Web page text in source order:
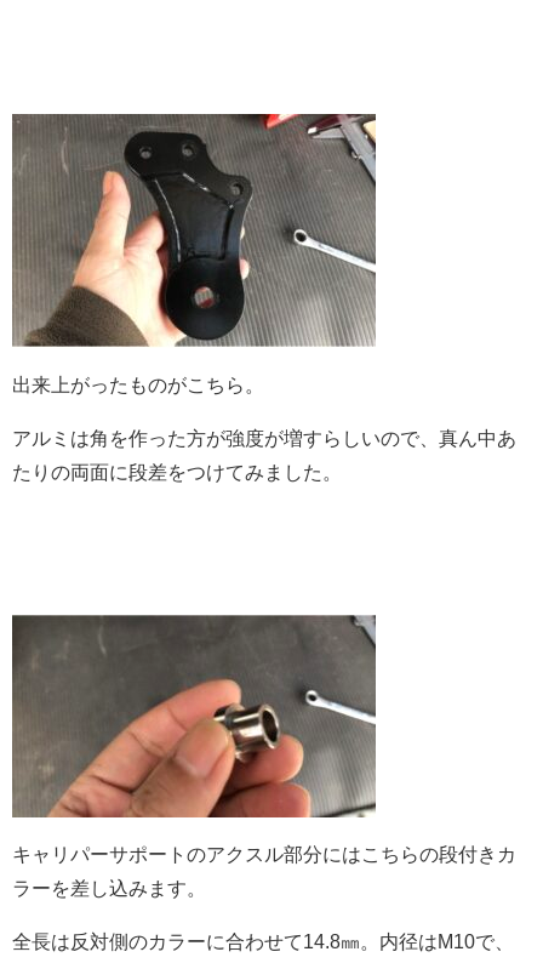
出来上がったものがこちら。
アルミは角を作った方が強度が増すらしいので、真ん中あ
たりの両面に段差をつけてみました。
キャリパーサポートのアクスル部分にはこちらの段付きカ
ラーを差し込みます。
全長は反対側のカラーに合わせて14.8㎜。内径はM10で、